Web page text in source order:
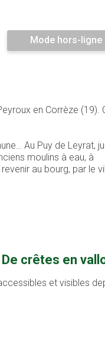
Mode hors-ligne
en Corrèze (19).
Au Puy de Leyrat,
moulins à eau, à
au bourg, par le
crêtes en
et visibles